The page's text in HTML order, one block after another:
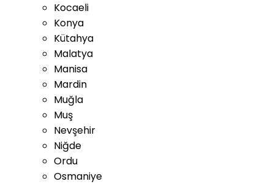
Kocaeli
Konya
Kütahya
Malatya
Manisa
Mardin
Muğla
Muş
Nevşehir
Niğde
Ordu
Osmaniye